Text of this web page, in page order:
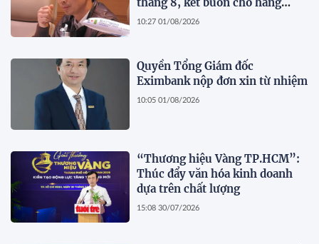
hàng không do ông Trịnh Văn
10:27 01/08/2026
Quyền Tổng Giám đốc
Eximbank nộp đơn xin từ nhiệm
10:05 01/08/2026
“Thương hiệu Vàng TP.HCM”:
Thúc đẩy văn hóa kinh doanh
dựa trên chất lượng
15:08 30/07/2026